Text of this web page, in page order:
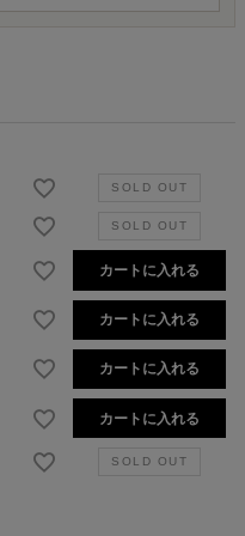
カートに入れる
カートに入れる
カートに入れる
カートに入れる